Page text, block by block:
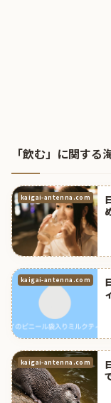
「飲む」に関する
kaigai-antenna.com
kaigai-antenna.com
kaigai-antenna.com